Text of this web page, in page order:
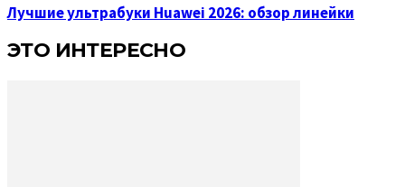
Лучшие ультрабуки Huawei 2026: обзор линейки
ЭТО ИНТЕРЕСНО